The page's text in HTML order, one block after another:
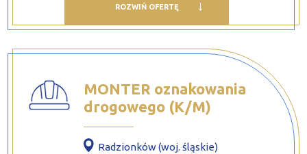
ROZWIŃ OFERTĘ
MONTER oznakowania
drogowego (K/M)
Radzionków (woj. śląskie)